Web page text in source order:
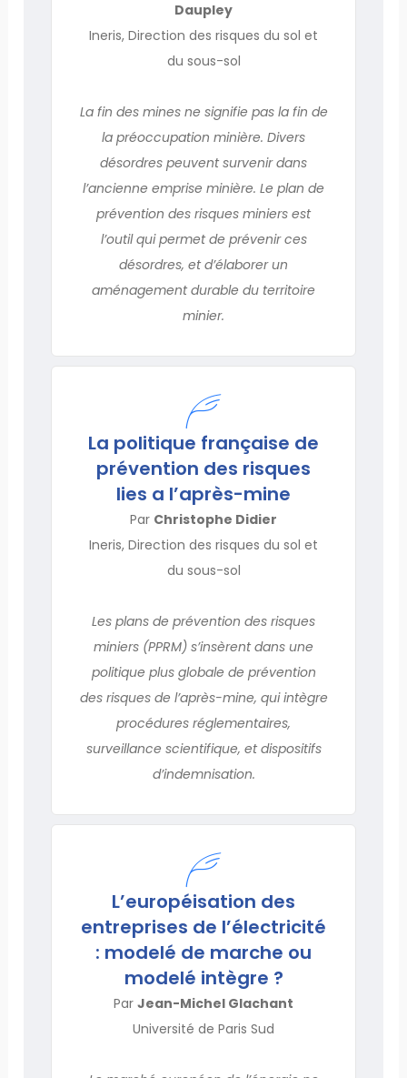
Daupley
Ineris, Direction des risques du sol et
du sous-sol
La fin des mines ne signifie pas la fin de
la préoccupation minière. Divers
désordres peuvent survenir dans
l’ancienne emprise minière. Le plan de
prévention des risques miniers est
l’outil qui permet de prévenir ces
désordres, et d’élaborer un
aménagement durable du territoire
minier.
La politique française de
prévention des risques
lies a l’après-mine
Par Christophe Didier
Ineris, Direction des risques du sol et
du sous-sol
Les plans de prévention des risques
miniers (PPRM) s’insèrent dans une
politique plus globale de prévention
des risques de l’après-mine, qui intègre
procédures réglementaires,
surveillance scientifique, et dispositifs
d’indemnisation.
L’européisation des
entreprises de l’électricité
: modelé de marche ou
modelé intègre ?
Par Jean-Michel Glachant
Université de Paris Sud